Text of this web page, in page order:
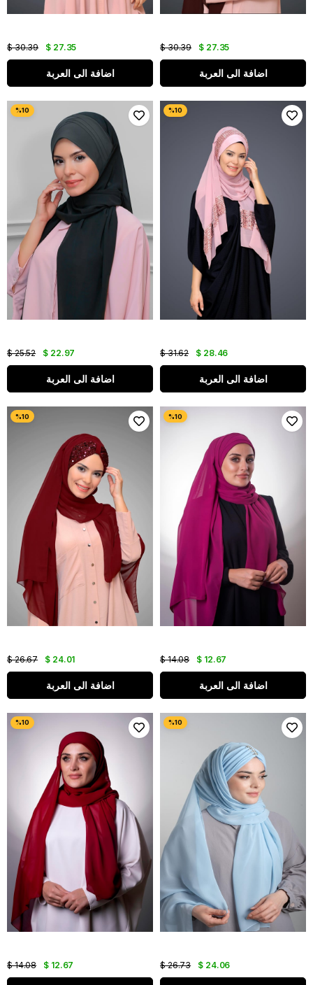
$ 27.35
$ 30.39
اضافة الى العربة
$ 27.35
$ 30.39
اضافة الى العربة
$ 22.97
$ 25.52
اضافة الى العربة
$ 28.46
$ 31.62
اضافة الى العربة
$ 24.01
$ 26.67
اضافة الى العربة
$ 12.67
$ 14.08
اضافة الى العربة
$ 12.67
$ 14.08 $ 24.06
$ 26.73